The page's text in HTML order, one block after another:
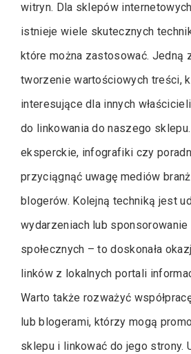
witryn. Dla sklepów
istnieje wiele skutecznych
które można zastosować. Jedną
tworzenie wartościowych treści,
interesujące dla innych
do linkowania do naszego sklepu.
eksperckie, infografiki czy
przyciągnąć uwagę mediów
blogerów. Kolejną techniką jest
wydarzeniach lub sponsorowanie
społecznych – to doskonała
linków z lokalnych portali
Warto także rozważyć
lub blogerami, którzy mogą
sklepu i linkować do jego strony.